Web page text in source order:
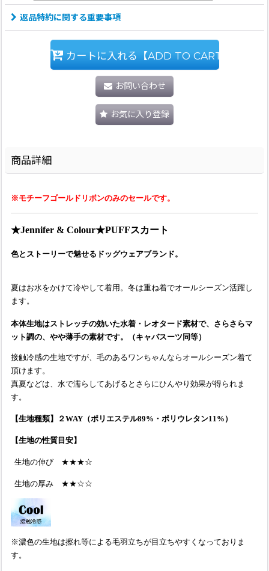
返品特約に関する重要事項
カートに入れる【ADD TO CART】
お問い合わせ
お気に入り登録
商品詳細
※モチーフゴールドリボンのみのセールです。
★Jennifer & Colour★PUFFスカート
色とストーリーで魅せるドッグウェアブランド。
夏はお水をかけて冷やして着用。冬は重ね着でオールシーズン活躍し
ます。
本体生地はストレッチの効いた水着・レオタード素材で、さらさらマ
ット調の、やや薄手の素材です。（キャバスーツ同等）
接触冷感の生地ですが、毛のあるワンちゃんならオールシーズン着て
頂けます。
真夏などは、水で濡らしてあげるとさらにひんやり効果が得られま
す。
【生地種類】２WAY（ポリエステル89%・ポリウレタン11%）
【生地の性質目安】
生地の伸び ★★★☆
生地の厚み ★★☆☆
※濃色の生地は擦れ等による毛羽立ちが目立ちやすくなっておりま
す。